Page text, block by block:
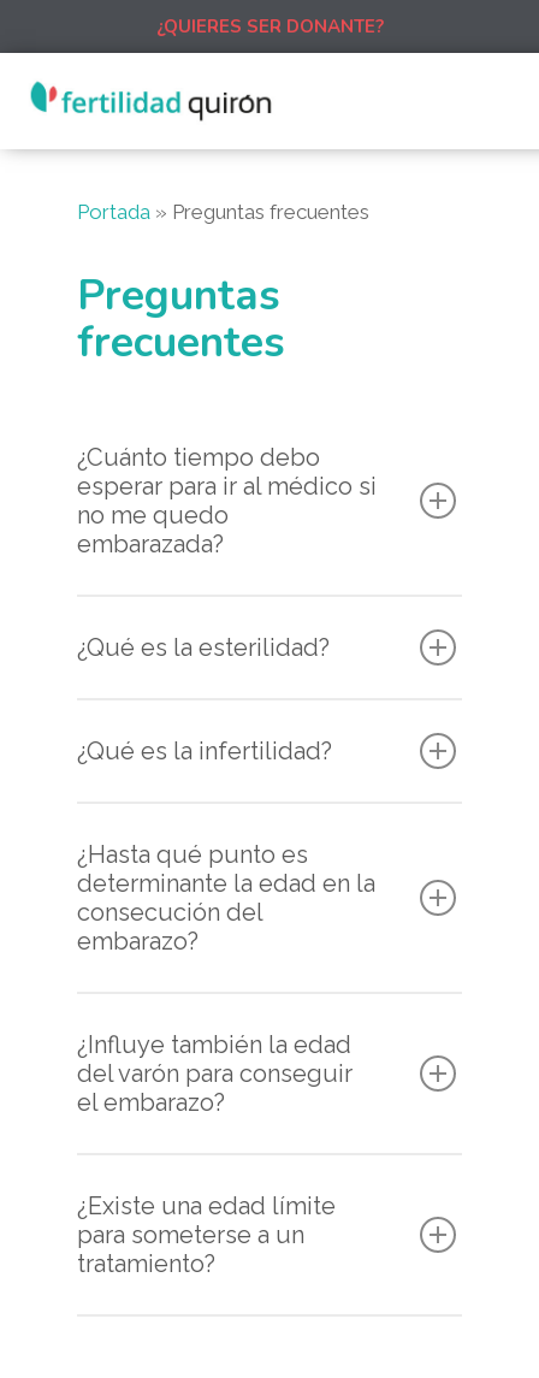
¿QUIERES SER DONANTE?
Portada » Preguntas frecuentes
Preguntas
frecuentes
¿Cuánto tiempo debo
esperar para ir al médico si
no me quedo
embarazada?
¿Qué es la esterilidad?
¿Qué es la infertilidad?
¿Hasta qué punto es
determinante la edad en la
consecución del
embarazo?
¿Influye también la edad
del varón para conseguir
el embarazo?
¿Existe una edad límite
para someterse a un
tratamiento?